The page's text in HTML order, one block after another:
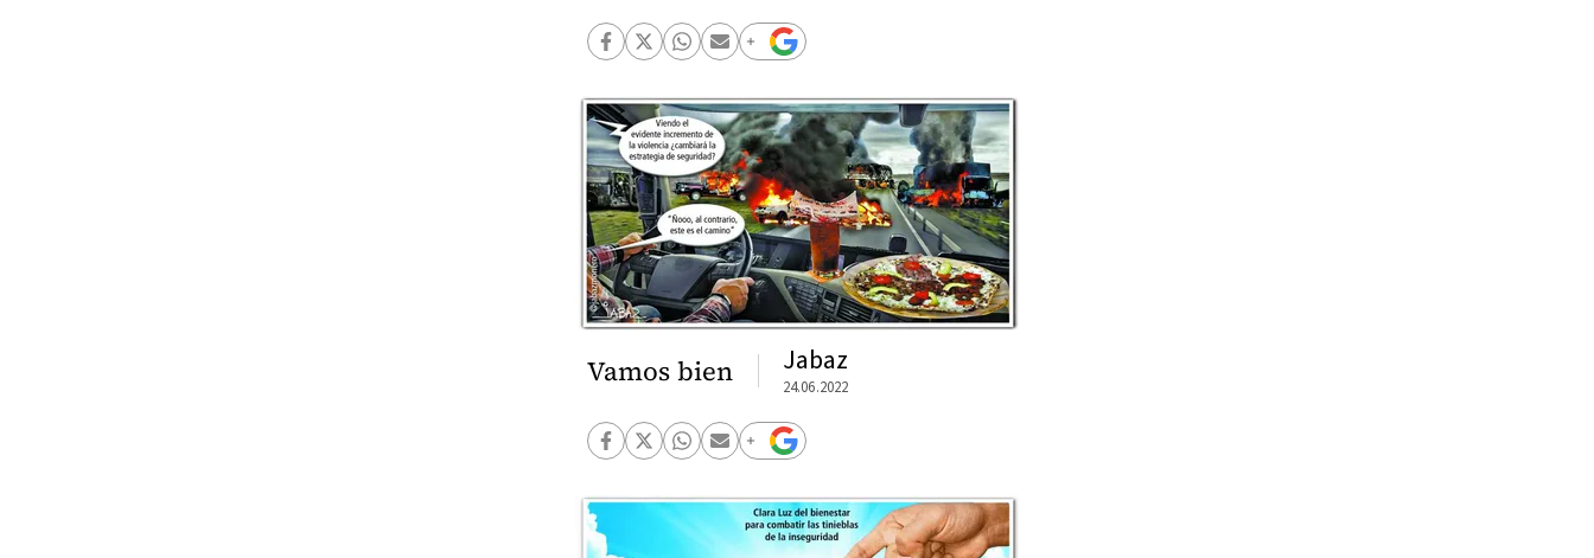
Vamos bien Jabaz
24.06.2022